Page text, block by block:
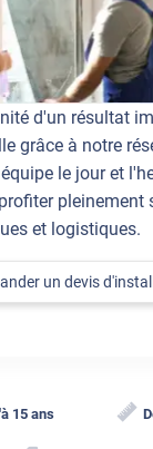
d'un résultat
grâce à notre
le jour et
pleinement
et logistiques.
un devis
15 ans